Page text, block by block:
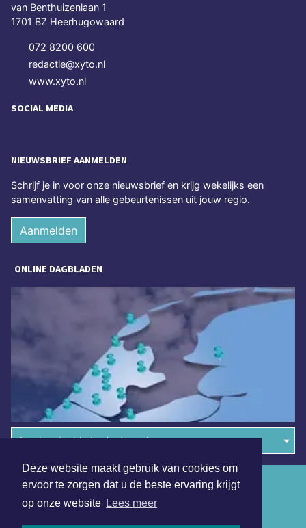
Deze website maakt gebruik van cookies om
ervoor te zorgen dat u de beste ervaring krijgt
op onze website Lees meer
van Benthuizenlaan 1
1701 BZ Heerhugowaard
072 8200 600
redactie@xyto.nl
www.xyto.nl
SOCIAL MEDIA
NIEUWSBRIEF AANMELDEN
Schrijf je in voor onze nieuwsbrief en krijg wekelijks een
samenvatting van alle gebeurtenissen uit jouw regio.
Aanmelden
ONLINE DAGBLADEN
Overige dagbladen in de regio
Algemene voorwaarden
Disclaimer